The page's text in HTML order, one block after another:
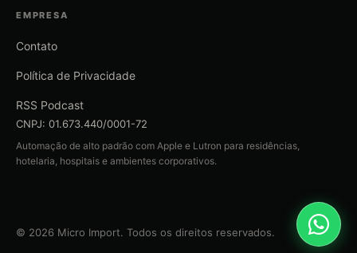
EMPRESA
Contato
Política de Privacidade
RSS Podcast
CNPJ: 01.673.440/0001-72
Automação de alto padrão com Apple e Lutron para residências,
hotelaria, hospitais e ambientes corporativos.
© 2026 Micro Import. Todos os direitos reservados.